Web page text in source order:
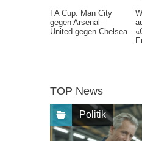
FA Cup: Man City
gegen Arsenal –
United gegen Chelsea
TOP News
Politik